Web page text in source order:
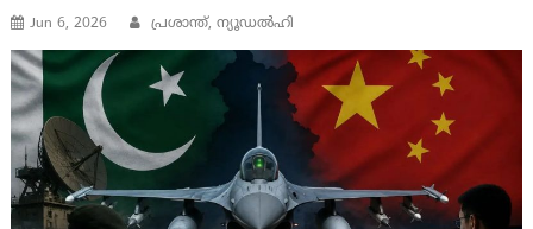
Jun 6, 2026 പ്രശാന്ത്, ന്യൂഡല്‍ഹി